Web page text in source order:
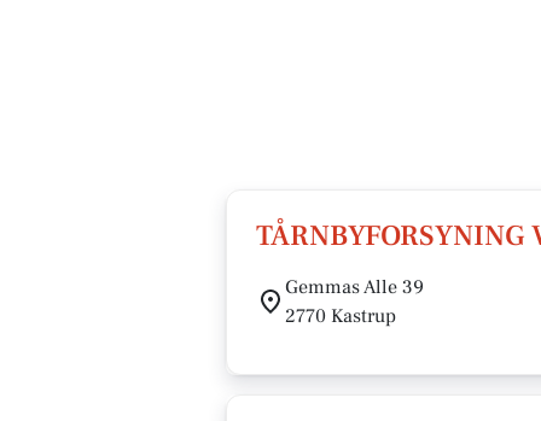
TÅRNBYFORSYNING
Gemmas Alle 39
2770 Kastrup